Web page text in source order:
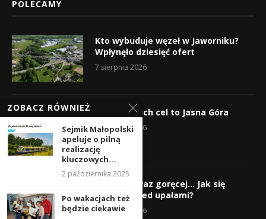
POLECAMY
Kto wybuduje węzeł w Jaworniku?
Wpłynęło dziesięć ofert
7 sierpnia 2026
Wyruszyli! Ich cel to Jasna Góra
5 sierpnia 2026
Gorąco, coraz goręcej… Jak się
chronić przed upałami?
4 sierpnia 2026
ZOBACZ RÓWNIEŻ
Sejmik Małopolski
apeluje o pilną
realizację
kluczowych...
2 października 2025
Po wakacjach też
będzie ciekawie